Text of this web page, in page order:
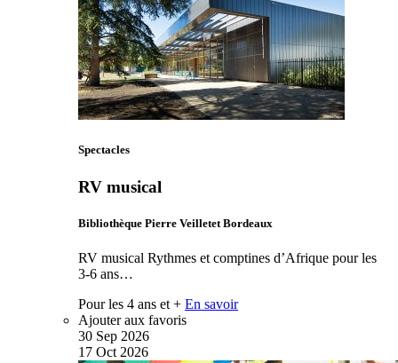
Spectacles
RV musical
Bibliothèque Pierre Veilletet Bordeaux
RV musical Rythmes et comptines d’Afrique pour les
3-6 ans…
Pour les 4 ans et + En savoir
Ajouter aux favoris
30 Sep 2026
17 Oct 2026